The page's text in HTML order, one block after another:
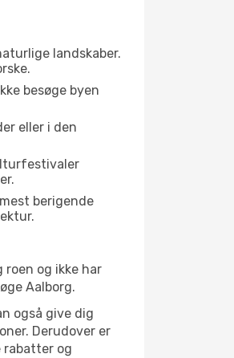
landskaber.
besøge byen
eller i den
berigende
og ikke har
Aalborg.
også give dig
Derudover er
rabatter og